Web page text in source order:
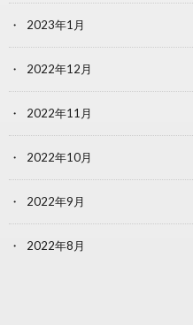
2023年1月
2022年12月
2022年11月
2022年10月
2022年9月
2022年8月